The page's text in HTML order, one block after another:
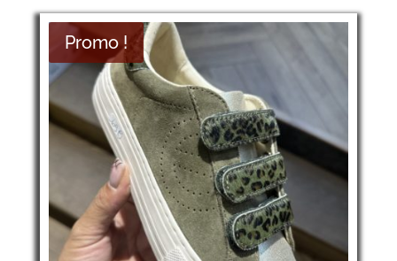
était :
99,00€.
est :
Promo !